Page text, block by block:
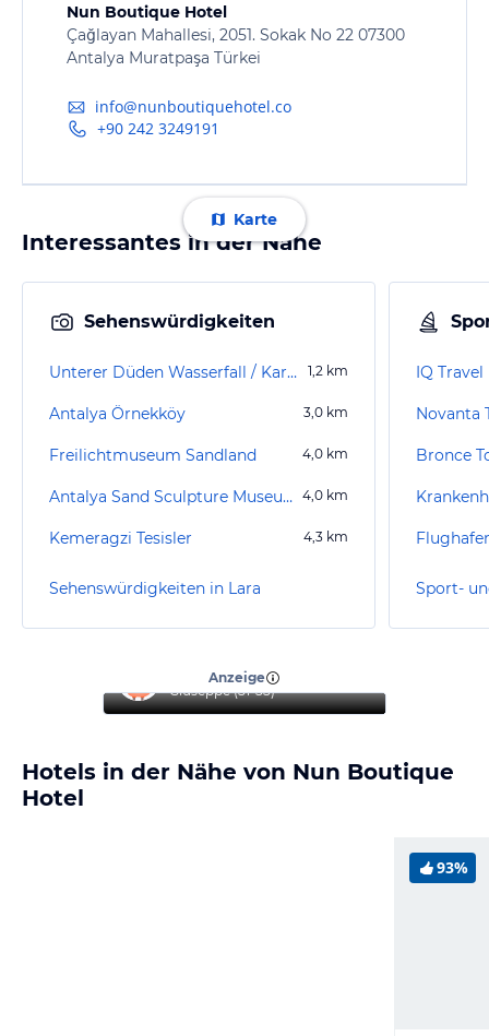
Nun Boutique Hotel
Çağlayan Mahallesi, 2051. Sokak No 22 07300
Antalya Muratpaşa Türkei
info@nunboutiquehotel.co
+90 242 3249191
Karte
Interessantes in der Nähe
Sehenswürdigkeiten
Unterer Düden Wasserfall / Karpuzkaldiran Şelalesi 1,2 km
Antalya Örnekköy 3,0 km
Freilichtmuseum Sandland 4,0 km
Antalya Sand Sculpture Museum 4,0 km
Kemeragzi Tesisler 4,3 km
Sehenswürdigkeiten in Lara
IQ Travel
Novanta
Bronce
Sport-
Anzeige
Giuseppe (51-55)
Hotels in der Nähe von Nun Boutique
Hotel
93%